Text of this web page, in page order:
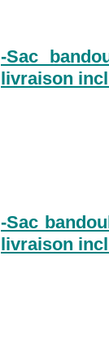
-Sac
livraison
-Sac
livraison